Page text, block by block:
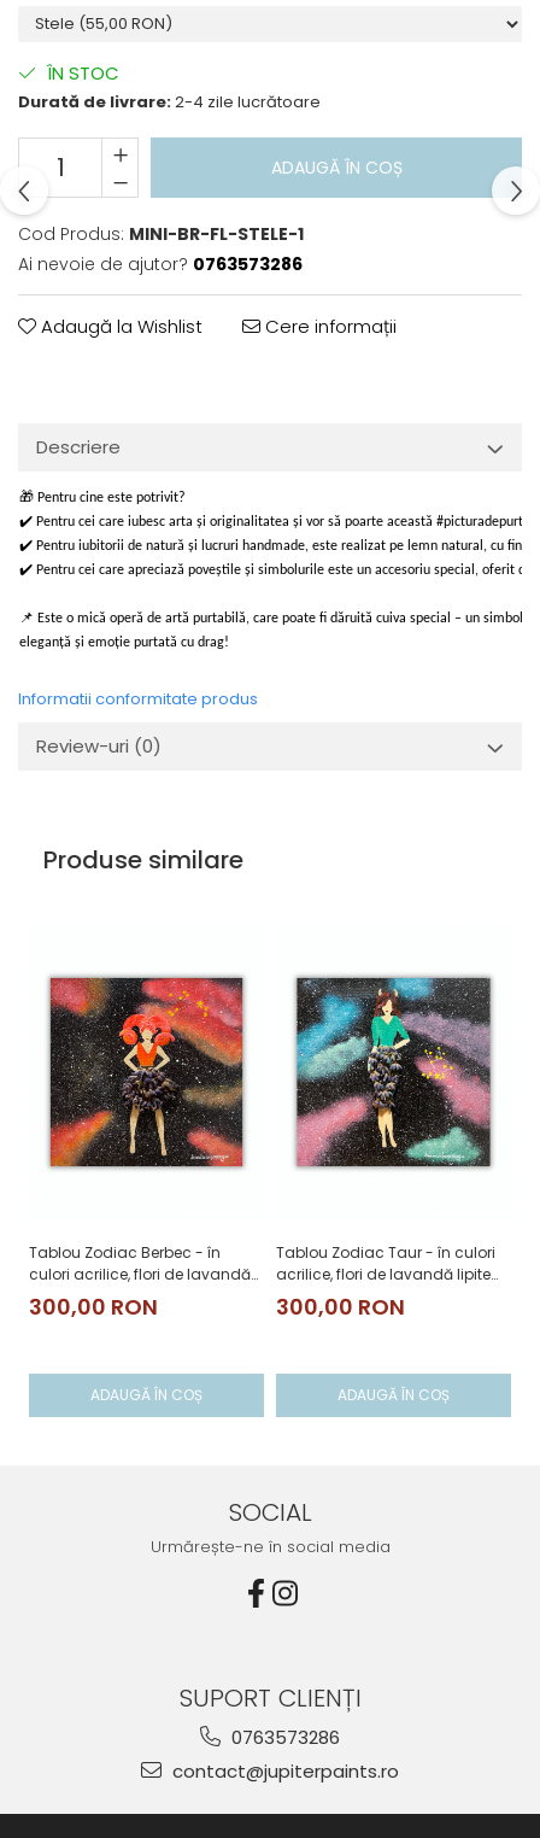
ÎN STOC
Durată de livrare:2-4 zile lucrătoare
ADAUGĂ ÎN COȘ
Cod Produs: MINI-BR-FL-STELE-1
Ai nevoie de ajutor? 0763573286
Adaugă la Wishlist Cere informații
Descriere
🎁 Pentru cine este potrivit?
✔️ Pentru cei care iubesc arta și originalitatea și vor să poarte această #picturadepurtat
✔️ Pentru iubitorii de natură și lucruri handmade, este realizat pe lemn natural, cu
✔️ Pentru cei care apreciază poveștile și simbolurile este un accesoriu special, oferit din
📌 Este o mică operă de artă purtabilă, care poate fi dăruită cuiva special – un simbol
eleganță și emoție purtată cu drag!
Informatii conformitate produs
Review-uri (0)
Produse similare
Tablou Zodiac Berbec - în
culori acrilice, flori de lavandă
lipite manual
300,00 RON
ADAUGĂ ÎN COȘ
Tablou Zodiac Taur - în culori
acrilice, flori de lavandă lipite
manual
300,00 RON
ADAUGĂ ÎN COȘ
SOCIAL
Urmărește-ne în social media
SUPORT CLIENȚI
0763573286
contact@jupiterpaints.ro